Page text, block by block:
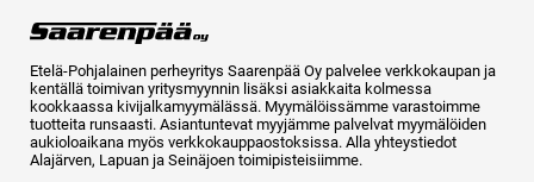
Etelä-Pohjalainen perheyritys Saarenpää Oy palvelee verkkokaupan ja
kentällä toimivan yritysmyynnin lisäksi asiakkaita kolmessa
kookkaassa kivijalkamyymälässä. Myymälöissämme varastoimme
tuotteita runsaasti. Asiantuntevat myyjämme palvelvat myymälöiden
aukioloaikana myös verkkokauppaostoksissa. Alla yhteystiedot
Alajärven, Lapuan ja Seinäjoen toimipisteisiimme.